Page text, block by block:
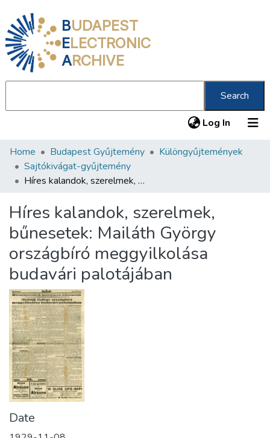
BUDAPEST
ELECTRONIC
ARCHIVE
Search
Log In (current)
Communities & Collections
All of DSpace
About us
Home Budapest Gyűjtemény
Különgyűjtemények
Sajtókivágat-gyűjtemény
Híres kalandok, szerelmek, bűnesetek: Mailáth György országbíró meggyilkolása budavári palotájában
Híres kalandok, szerelmek,
bűnesetek: Mailáth György
országbíró meggyilkolása
budavári palotájában
Date